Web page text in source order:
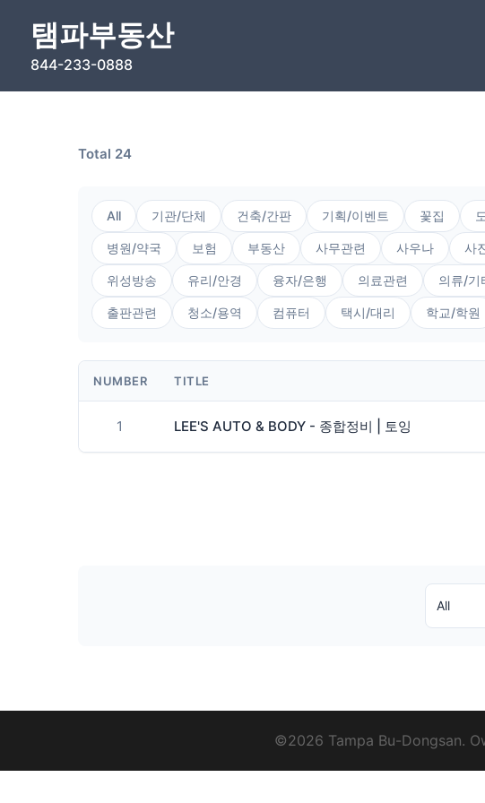
content
탬파부동산
844-233-0888
Total 24
All 기관/단체 건축/간판 기획/이벤트 꽃집
병원/약국 보험 부동산 사무관련 사우나 사
위성방송 유리/안경 융자/은행 의료관련 의류/기
출판관련 청소/용역 컴퓨터 택시/대리 학교/학원
NUMBER TITLE
1 LEE'S AUTO & BODY - 종합정비 | 토잉
©2026 Tampa Bu-Dongsan.